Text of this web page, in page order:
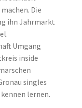
Die
ihn Jahrmarkt
Umgang
inside
singles
lernen.